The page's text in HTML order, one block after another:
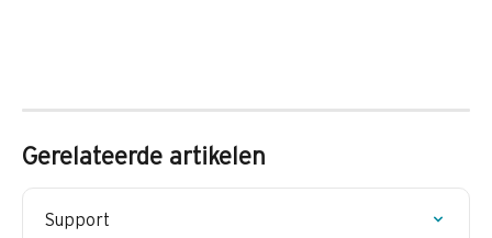
Gerelateerde artikelen
Support